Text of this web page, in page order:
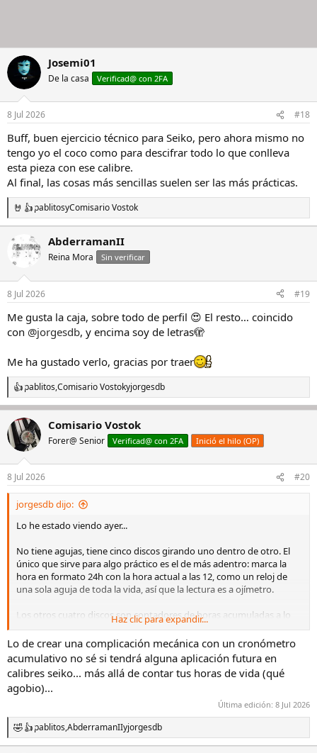
Josemi01
De la casa Verificad@ con 2FA
8 Jul 2026 #18
Buff, buen ejercicio técnico para Seiko, pero ahora mismo no
tengo yo el coco como para descifrar todo lo que conlleva
esta pieza con ese calibre.
Al final, las cosas más sencillas suelen ser las más prácticas.
R
e
c
c
o
n
e
s
pablitosyComisario Vostok
AbderramanII
Reina Mora Sin verificar
8 Jul 2026 #19
Me gusta la caja, sobre todo de perfil 😍 El resto… coincido
con @jorgesdb, y encima soy de letras🫣
Me ha gustado verlo, gracias por traer
R
e
c
c
i
n
e
s
pablitos,Comisario Vostokyjorgesdb
Comisario Vostok
Forer@ Senior Verificad@ con 2FA Inició el hilo (OP)
8 Jul 2026 #20
jorgesdb dijo:
Lo he estado viendo ayer...
No tiene agujas, tiene cinco discos girando uno dentro de otro. El
único que sirve para algo práctico es el de más adentro: marca la
hora en formato 24h con la hora actual a las 12, como un reloj de
una sola aguja de toda la vida, así que la lectura es a ojímetro.
Los otros cuatro discos son contadores de horas acumuladas a lo
bestia, en escalas de 1.000, 10.000, 100.000 y 1.000.000 de horas,
cada uno con un diamantito marcando el cero. Y giran tan lento que
no los ves moverse ni aunque no tengas nada más que hacer en
todo el día. Supongo que dede ahí lo de Star Time, como las
estrellas, que se mueven pero tú no lo notas.
La excusa de "Ohtani nos preguntó cuánto tiempo le queda como
jugador de beisbol" suena a esas historias que se inventa el
departamento de marketing a posteriori para justificar tres años de
I+D y un calibre nuevo.
Haz clic para expandir...
Lo de crear una complicación mecánica con un cronómetro
acumulativo no sé si tendrá alguna aplicación futura en
calibres seiko... más allá de contar tus horas de vida (qué
agobio)...
Última edición: 8 Jul 2026
R
e
pablitos,AbderramanIIyjorgesdb